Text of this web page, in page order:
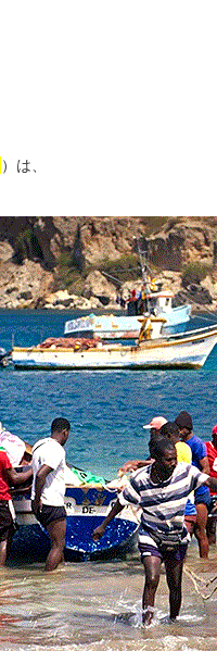
）は、